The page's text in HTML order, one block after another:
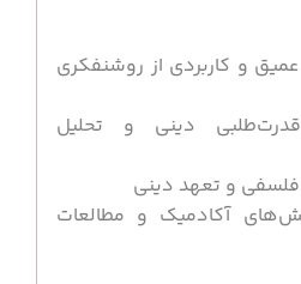
و کاربردی از روشنفکری
دینی و تحلیل
و تعهد دینی
آکادمیک و مطالعات